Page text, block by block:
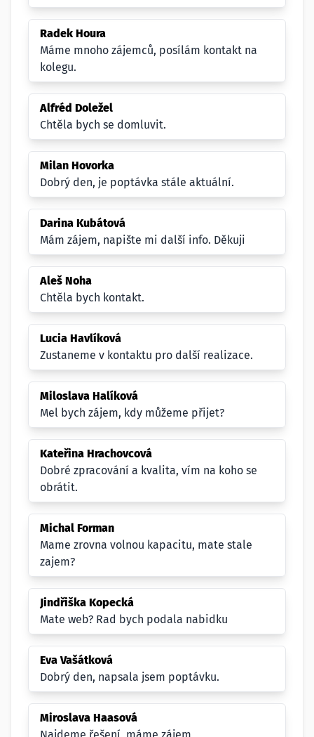
Radek Houra
Máme mnoho zájemců, posílám kontakt na
kolegu.
Alfréd Doležel
Chtěla bych se domluvit.
Milan Hovorka
Dobrý den, je poptávka stále aktuální.
Darina Kubátová
Mám zájem, napište mi další info. Děkuji
Aleš Noha
Chtěla bych kontakt.
Lucia Havlíková
Zustaneme v kontaktu pro další realizace.
Miloslava Halíková
Mel bych zájem, kdy můžeme přijet?
Kateřina Hrachovcová
Dobré zpracování a kvalita, vím na koho se
obrátit.
Michal Forman
Mame zrovna volnou kapacitu, mate stale
zajem?
Jindřiška Kopecká
Mate web? Rad bych podala nabidku
Eva Vašátková
Dobrý den, napsala jsem poptávku.
Miroslava Haasová